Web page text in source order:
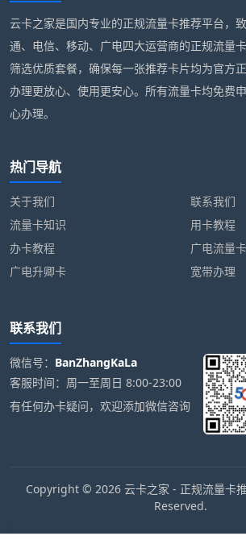
云卡之家是国内专业的正规流量卡推荐平台，
通、电信、移动、广电四大运营商的正规流量
筛选优质套餐，确保每一张推荐卡片均为官方
办理更放心、使用更安心。所有流量卡均免费
心办理。
热门导航
关于我们
联系我们
流量卡知识
用卡教程
办卡教程
广电流量卡
广电升卿卡
宽带办理
联系我们
微信号： BanZhangKaLa
客服时间：周一至周日 8:00-23:00
有任何办卡疑问，欢迎添加微信咨询
Copyright © 2026 云卡之家 - 正规流量卡
Reserved.